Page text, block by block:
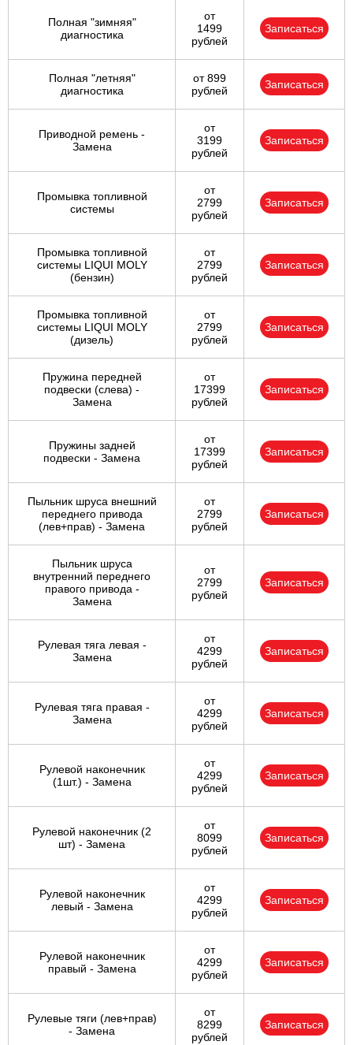
Полная "зимняя"
диагностика
от
1499
рублей
Записаться
Полная "летняя"
диагностика
от 899
рублей
Записаться
Приводной ремень -
Замена
от
3199
рублей
Записаться
Промывка топливной
системы
от
2799
рублей
Записаться
Промывка топливной
системы LIQUI MOLY
(бензин)
от
2799
рублей
Записаться
Промывка топливной
системы LIQUI MOLY
(дизель)
от
2799
рублей
Записаться
Пружина передней
подвески (слева) -
Замена
от
17399
рублей
Записаться
Пружины задней
подвески - Замена
от
17399
рублей
Записаться
Пыльник шруса внешний
переднего привода
(лев+прав) - Замена
от
2799
рублей
Записаться
Пыльник шруса
внутренний переднего
правого привода -
Замена
от
2799
рублей
Записаться
Рулевая тяга левая -
Замена
от
4299
рублей
Записаться
Рулевая тяга правая -
Замена
от
4299
рублей
Записаться
Рулевой наконечник
(1шт.) - Замена
от
4299
рублей
Записаться
Рулевой наконечник (2
шт) - Замена
от
8099
рублей
Записаться
Рулевой наконечник
левый - Замена
от
4299
рублей
Записаться
Рулевой наконечник
правый - Замена
от
4299
рублей
Записаться
Рулевые тяги (лев+прав)
- Замена
от
8299
рублей
Записаться